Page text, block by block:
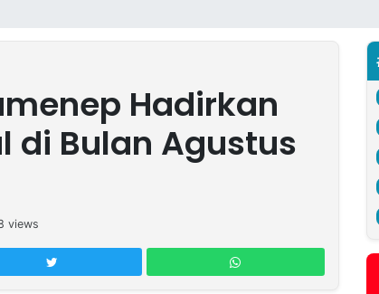
Hadirkan
di Bulan Agustus
views